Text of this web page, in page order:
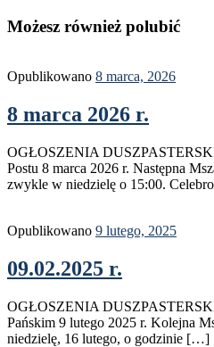
Możesz również polubić
Opublikowano 8 marca, 2026
8 marca 2026 r.
OGŁOSZENIA
Postu 8 marca 2026 r. Następna
zwykle w niedzielę o 15:00.
Opublikowano 9 lutego, 2025
09.02.2025 r.
OGŁOSZENIA
Pańskim 9 lutego 2025 r. Kolejna
niedzielę, 16 lutego, o godzinie […]